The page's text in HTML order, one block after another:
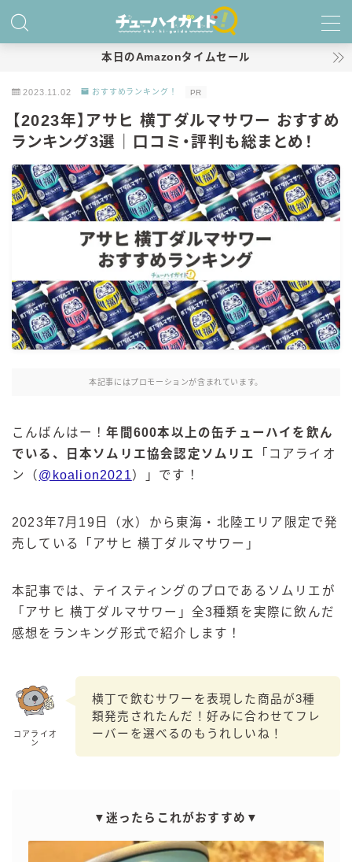
特集！
おすすめランキング！
商品レビュー
氷結
氷結 無糖
氷結 ストロング
麒麟特製サワー
スミノフ セルツァー
サントリー
ー196℃ 瞬間凍結
ー196℃ ザ・まるごと
こだわり酒場
ほろよい
BAR Pomum（バー・ポームム）
トリスハイボール
ジムビームハイボール
GREEN1/2（グリーンハーフ）
ザ・レモンクラフト
本日のAmazonタイムセール
2023.11.02 おすすめランキング！ PR
【2023年】アサヒ 横丁ダルマサワー おすすめ
ランキング3選｜口コミ・評判も総まとめ！
本記事にはプロモーションが含まれています。
こんばんはー！年間600本以上の缶チューハイを飲ん
でいる、日本ソムリエ協会認定ソムリエ
「コアライオ
ン（ @koalion2021）」です！
2023年7月19日（水）から東海・北陸エリア限定で発
売している「アサヒ 横丁ダルマサワー」
本記事では、テイスティングのプロであるソムリエが
「アサヒ 横丁ダルマサワー」全3種類を実際に飲んだ
感想をランキング形式で紹介します！
コアライオ
ン
横丁で飲むサワーを表現した商品が3種
類発売されたんだ！好みに合わせてフレ
ーバーを選べるのもうれしいね！
▼迷ったらこれがおすすめ▼